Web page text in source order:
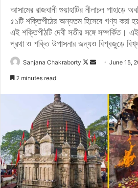
আসামের রাজধানী গুয়াহাটির নীলাচল পাহাড়ে
৫১টি শক্তিপীঠের অন্যতম হিসেবে গণ্য করা
এই শক্তিপীঠটি দেবী সতীর সঙ্গে সম্পর্কিত। এই
প্রথা ও শক্তি উপাসনার জন্যও বিশ্বজুড়ে
Sanjana Chakraborty
F
w
o
n
X
n
e
m
a
i
l
June 15,
2 minutes read